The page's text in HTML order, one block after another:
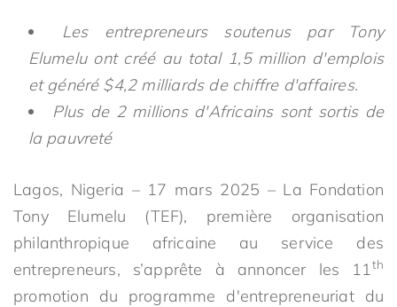
Les entrepreneurs soutenus par Tony
Elumelu ont créé au total 1,5 million d'emplois
et généré $4,2 milliards de chiffre d'affaires.
Plus de 2 millions d'Africains sont sortis de
la pauvreté
Lagos, Nigeria – 17 mars 2025 – La Fondation
Tony Elumelu (TEF), première organisation
philanthropique africaine au service des
entrepreneurs, s’apprête à annoncer les 11th
promotion du programme d'entrepreneuriat du